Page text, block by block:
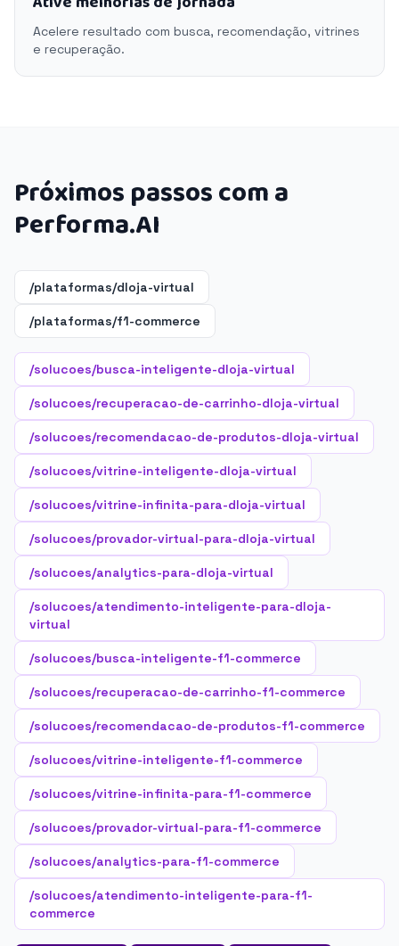
Acelere resultado com busca, recomendação, vitrines
e recuperação.
Próximos passos com a
Performa.AI
/plataformas/dloja-virtual
/plataformas/f1-commerce
/solucoes/busca-inteligente-dloja-virtual
/solucoes/recuperacao-de-carrinho-dloja-virtual
/solucoes/recomendacao-de-produtos-dloja-virtual
/solucoes/vitrine-inteligente-dloja-virtual
/solucoes/vitrine-infinita-para-dloja-virtual
/solucoes/provador-virtual-para-dloja-virtual
/solucoes/analytics-para-dloja-virtual
/solucoes/atendimento-inteligente-para-dloja-
virtual
/solucoes/busca-inteligente-f1-commerce
/solucoes/recuperacao-de-carrinho-f1-commerce
/solucoes/recomendacao-de-produtos-f1-commerce
/solucoes/vitrine-inteligente-f1-commerce
/solucoes/vitrine-infinita-para-f1-commerce
/solucoes/provador-virtual-para-f1-commerce
/solucoes/analytics-para-f1-commerce
/solucoes/atendimento-inteligente-para-f1-
commerce